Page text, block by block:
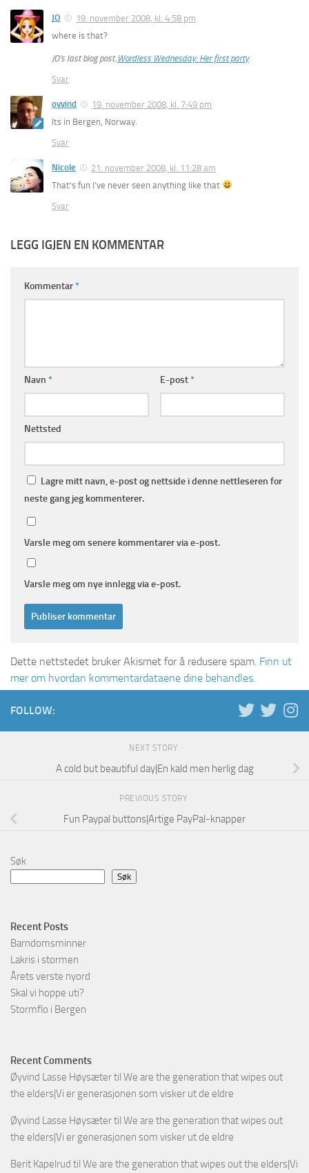
JO
19. november 2008, kl. 4:58 pm
where is that?
JO’s last blog post.. Wordless Wednesday: Her first party
Svar
oyvind
19. november 2008, kl. 7:49 pm
Its in Bergen, Norway.
Svar
Nicole
21. november 2008, kl. 11:28 am
That’s fun I’ve never seen anything like that
Svar
LEGG IGJEN EN KOMMENTAR
Kommentar*
Navn * E-post*
Nettsted
Lagre mitt navn, e-post og nettside i denne nettleseren for
neste gang jeg kommenterer.
Varsle meg om senere kommentarer via e-post.
Varsle meg om nye innlegg via e-post.
Dette nettstedet bruker Akismet for å redusere spam. Finn ut
mer om hvordan kommentardataene dine behandles.
FOLLOW:
NEXT STORY
A cold but beautiful day|En kald men herlig dag
PREVIOUS STORY
Fun Paypal buttons|Artige PayPal-knapper
Søk
Søk
Recent Posts
Barndomsminner
Lakris i stormen
Årets verste nyord
Skal vi hoppe uti?
Stormflo i Bergen
Recent Comments
Øyvind Lasse Høysætertil We are the generation that wipes out
the elders|Vi er generasjonen som visker ut de eldre
Øyvind Lasse Høysætertil We are the generation that wipes out
the elders|Vi er generasjonen som visker ut de eldre
Berit Kapelrud til We are the generation that wipes out the elders|Vi